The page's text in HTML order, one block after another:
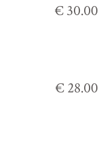
€ 30.00
€ 28.00